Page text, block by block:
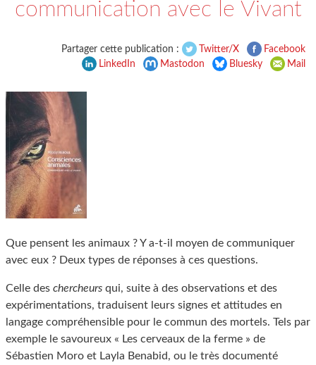
communication avec le Vivant
Partager cette publication : Twitter/X
Facebook
LinkedIn
Mastodon Bluesky Mail
Que pensent les animaux ? Y a-t-il moyen de communiquer
avec eux ? Deux types de réponses à ces questions.
Celle des chercheurs qui, suite à des observations et des
expérimentations, traduisent leurs signes et attitudes en
langage compréhensible pour le commun des mortels. Tels par
exemple le savoureux « Les cerveaux de la ferme » de
Sébastien Moro et Layla Benabid, ou le très documenté